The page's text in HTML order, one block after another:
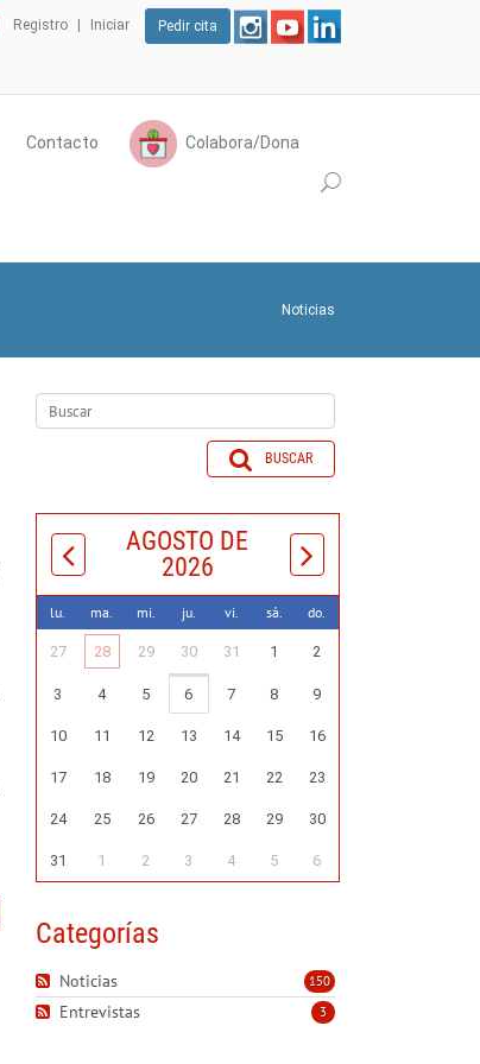
Registro Iniciar Pedir cita
Contacto Colabora/Dona
Noticias
BUSCAR
AGOSTO DE
2026
lu. ma. mi. ju. vi. sá. do.
27 28 29 30 31 1 2
3 4 5 6 7 8 9
10 11 12 13 14 15 16
17 18 19 20 21 22 23
24 25 26 27 28 29 30
31 1 2 3 4 5 6
Categorías
150
Noticias
3
Entrevistas